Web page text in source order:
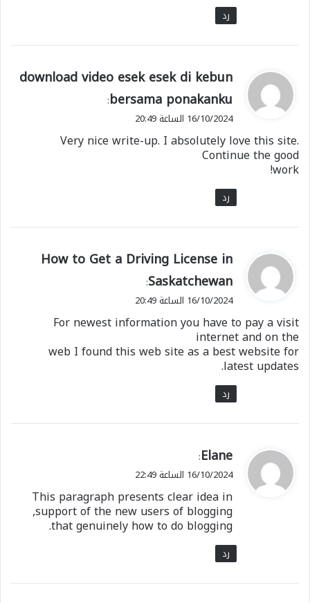
رد
ي
و
ل
download video esek esek di kebun
bersama ponakanku
:
16/10/2024 الساعة 20:49
Very nice write-up. I absolutely love this site.
Continue the good
work!
رد
ي
و
ل
How to Get a Driving License in
Saskatchewan
:
16/10/2024 الساعة 20:49
For newest information you have to pay a visit
internet and on the
web I found this web site as a best website for
latest updates.
رد
ي
ق
ل
Elane
:
16/10/2024 الساعة 22:49
This paragraph presents clear idea in
support of the new users of blogging,
that genuinely how to do blogging.
رد